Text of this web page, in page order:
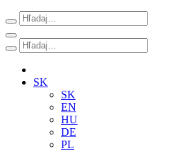
SK
SK
EN
HU
DE
PL